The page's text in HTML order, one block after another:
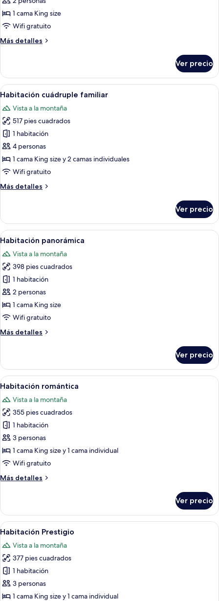
Deluxe
1 cama King size
Wifi gratuito
Más detalles
Más
Deluxe
Ver precio
Abrir
todas
las
fotos
de
Habitación
cuádruple
familiar
Habitación de hotel con cama, una
4
Habitación cuádruple familiar
Vista a la montaña
517 pies cuadrados
1 habitación
4 personas
1 cama King size y 2 camas individuales
Wifi gratuito
Más detalles
Más
cuádruple
familiar
Ver precio
Abrir
todas
las
fotos
de
Habitación
panorámica
Habitación de hotel con cama, una
6
Habitación panorámica
Vista a la montaña
398 pies cuadrados
1 habitación
2 personas
1 cama King size
Wifi gratuito
Más detalles
Más
panorámica
Ver precio
Abrir
todas
las
fotos
de
Habitación
romántica
Terraza en la azotea con piscina,
3
Habitación romántica
Vista a la montaña
355 pies cuadrados
1 habitación
3 personas
1 cama King size y 1 cama individual
Wifi gratuito
Más detalles
Más
romántica
Ver precio
Abrir
todas
las
fotos
de
Habitación
Prestigio
Una habitación de hotel moderna
7
Habitación Prestigio
Vista a la montaña
377 pies cuadrados
1 habitación
3 personas
1 cama King size y 1 cama individual